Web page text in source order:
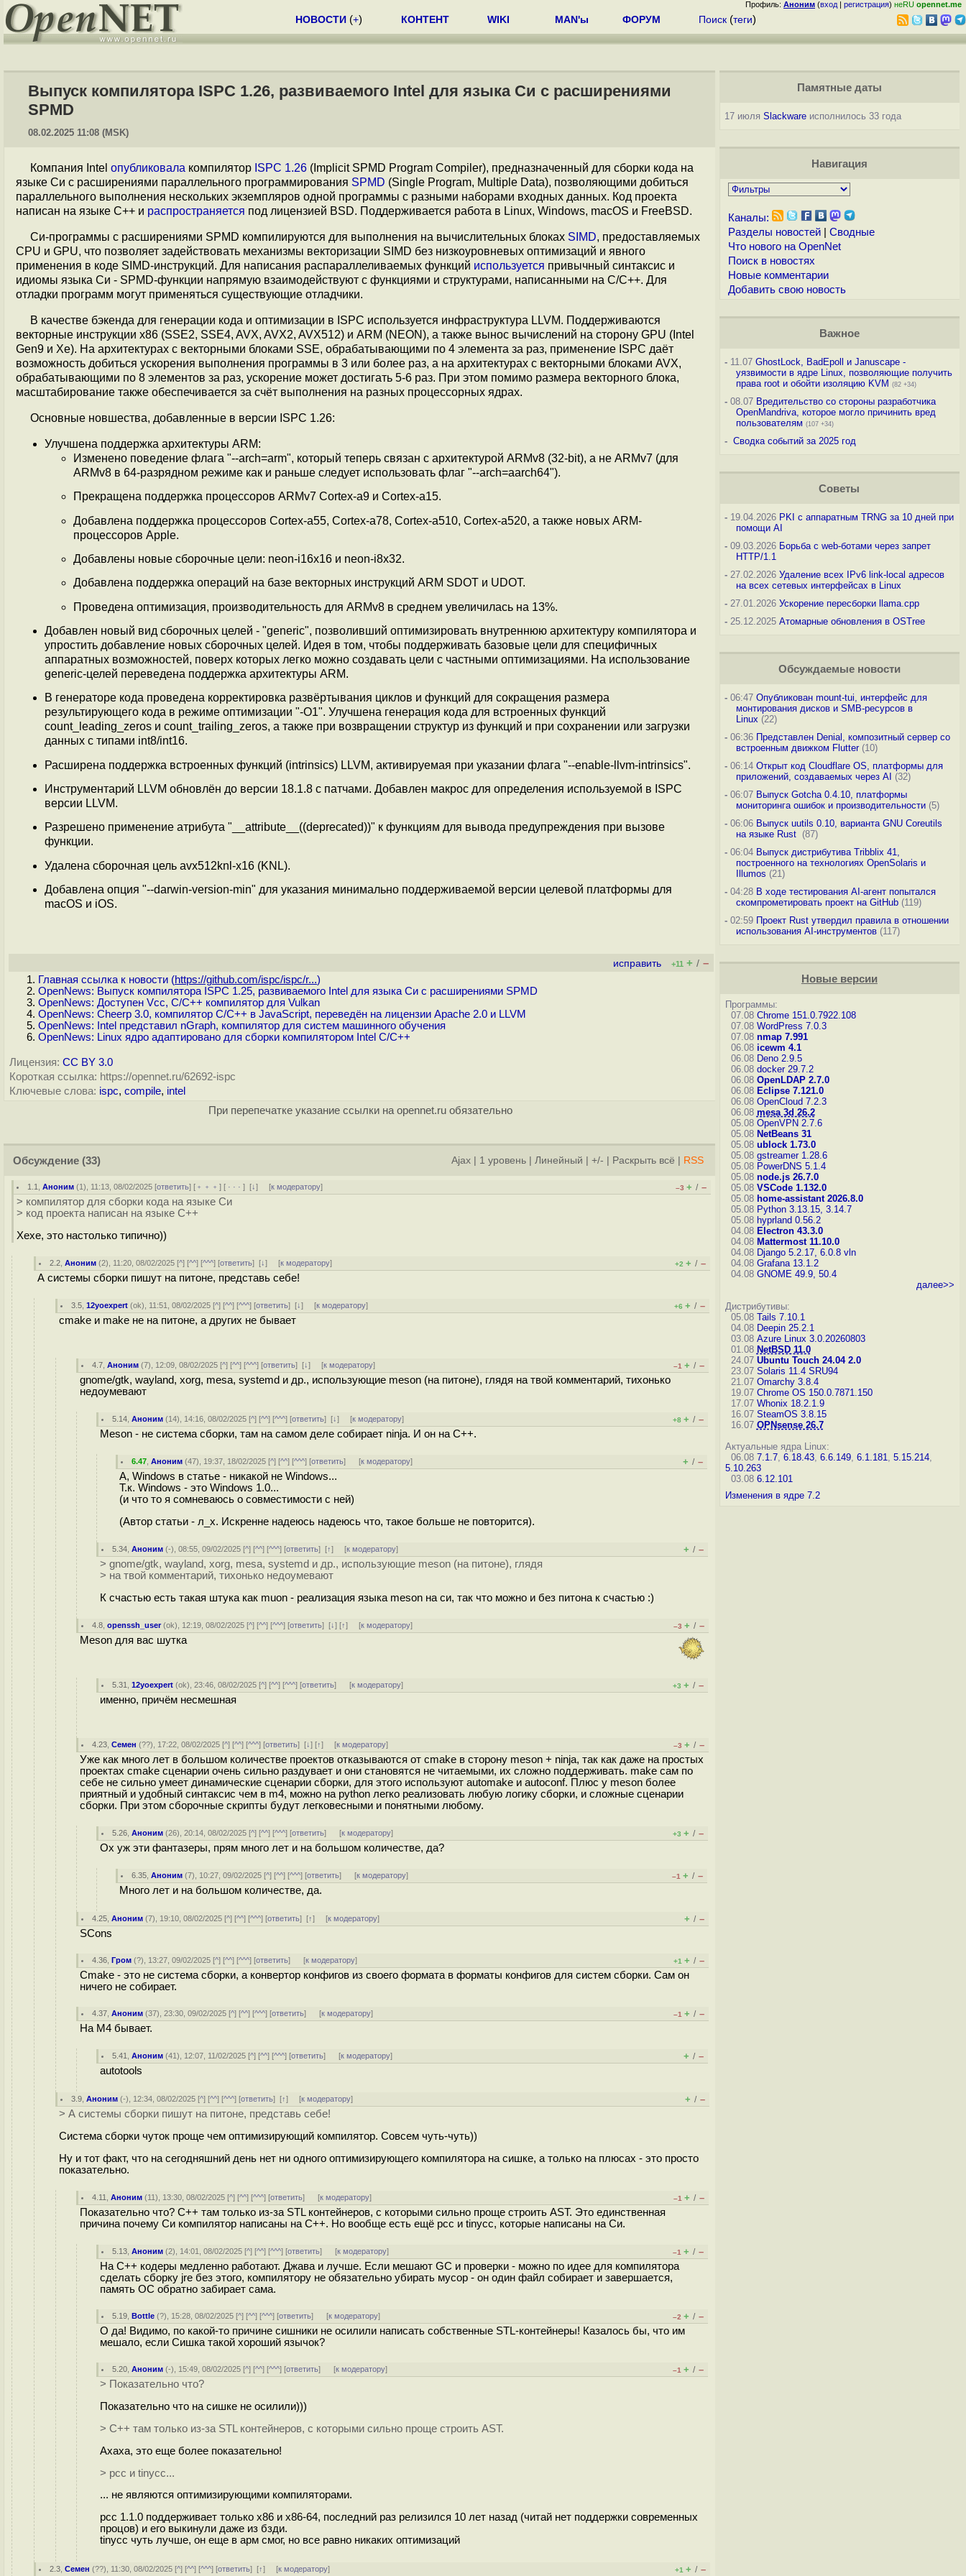
Профиль: Аноним (вход | регистрация) неRU opennet.me
НОВОСТИ (+) КОНТЕНТ WIKI MAN'ы ФОРУМ Поиск (теги)
Выпуск компилятора ISPC 1.26, развиваемого Intel для языка Си с расширениями
SPMD
08.02.2025 11:08 (MSK)
Компания Intel опубликовала компилятор ISPC 1.26 (Implicit SPMD Program Compiler), предназначенный для сборки кода на
языке Си с расширениями параллельного программирования SPMD (Single Program, Multiple Data), позволяющими добиться
параллельного выполнения нескольких экземпляров одной программы с разными наборами входных данных. Код проекта
написан на языке С++ и распространяется под лицензией BSD. Поддерживается работа в Linux, Windows, macOS и FreeBSD.
Си-программы с расширениями SPMD компилируются для выполнения на вычислительных блоках SIMD, предоставляемых
CPU и GPU, что позволяет задействовать механизмы векторизации SIMD без низкоуровневых оптимизаций и явного
применения в коде SIMD-инструкций. Для написания распараллеливаемых функций используется привычный синтаксис и
идиомы языка Си - SPMD-функции напрямую взаимодействуют с функциями и структурами, написанными на C/C++. Для
отладки программ могут применяться существующие отладчики.
В качестве бэкенда для генерации кода и оптимизации в ISPC используется инфраструктура LLVM. Поддерживаются
векторные инструкции x86 (SSE2, SSE4, AVX, AVX2, AVX512) и ARM (NEON), а также вынос вычислений на сторону GPU (Intel
Gen9 и Xe). На архитектурах с векторными блоками SSE, обрабатывающими по 4 элемента за раз, применение ISPC даёт
возможность добиться ускорения выполнения программы в 3 или более раз, а на архитектурах с векторными блоками AVX,
обрабатывающими по 8 элементов за раз, ускорение может достигать 5-6 раз. При этом помимо размера векторного блока,
масштабирование также обеспечивается за счёт выполнения на разных процессорных ядрах.
Основные новшества, добавленные в версии ISPC 1.26:
Улучшена поддержка архитектуры ARM:
Изменено поведение флага "--arch=arm", который теперь связан с архитектурой ARMv8 (32-bit), а не ARMv7 (для
ARMv8 в 64-разрядном режиме как и раньше следует использовать флаг "--arch=aarch64").
Прекращена поддержка процессоров ARMv7 Cortex-a9 и Cortex-a15.
Добавлена поддержка процессоров Cortex-a55, Cortex-a78, Cortex-a510, Cortex-a520, а также новых ARM-
процессоров Apple.
Добавлены новые сборочные цели: neon-i16x16 и neon-i8x32.
Добавлена поддержка операций на базе векторных инструкций ARM SDOT и UDOT.
Проведена оптимизация, производительность для ARMv8 в среднем увеличилась на 13%.
Добавлен новый вид сборочных целей - "generic", позволивший оптимизировать внутреннюю архитектуру компилятора и
упростить добавление новых сборочных целей. Идея в том, чтобы поддерживать базовые цели для специфичных
аппаратных возможностей, поверх которых легко можно создавать цели с частными оптимизациями. На использование
generic-целей переведена поддержка архитектуры ARM.
В генераторе кода проведена корректировка развёртывания циклов и функций для сокращения размера
результирующего кода в режиме оптимизации "-O1". Улучшена генерация кода для встроенных функций
count_leading_zeros и count_trailing_zeros, а также при возвращении структур из функций и при сохранении или загрузки
данных с типами int8/int16.
Расширена поддержка встроенных функций (intrinsics) LLVM, активируемая при указании флага "--enable-llvm-intrinsics".
Инструментарий LLVM обновлён до версии 18.1.8 с патчами. Добавлен макрос для определения используемой в ISPC
версии LLVM.
Разрешено применение атрибута "__attribute__((deprecated))" к функциям для вывода предупреждения при вызове
функции.
Удалена сборочная цель avx512knl-x16 (KNL).
Добавлена опция "--darwin-version-min" для указания минимально поддерживаемой версии целевой платформы для
macOS и iOS.
исправить +11 + / –
Главная ссылка к новости (https://github.com/ispc/ispc/r...)
OpenNews: Выпуск компилятора ISPC 1.25, развиваемого Intel для языка Си с расширениями SPMD
OpenNews: Доступен Vcc, C/C++ компилятор для Vulkan
OpenNews: Cheerp 3.0, компилятор C/C++ в JavaScript, переведён на лицензии Apache 2.0 и LLVM
OpenNews: Intel представил nGraph, компилятор для систем машинного обучения
OpenNews: Linux ядро адаптировано для сборки компилятором Intel C/C++
Лицензия: CC BY 3.0
Короткая ссылка: https://opennet.ru/62692-ispc
Ключевые слова: ispc, compile, intel
При перепечатке указание ссылки на opennet.ru обязательно
Обсуждение (33) Ajax 1 уровень Линейный +/- Раскрыть всё RSS
1.1 ,Аноним (1), 11:13, 08/02/2025 [ответить] [ ﹢﹢﹢] [ · · ·][↓] [к модератору] –3 + / –
> компилятор для сборки кода на языке Си
> код проекта написан на языке С++
Хехе, это настолько типично))
2.2 ,Аноним (2), 11:20, 08/02/2025 [^] [^^] [^^^] [ответить][↓] [к модератору] +2 + / –
А системы сборки пишут на питоне, представь себе!
3.5 ,12yoexpert (ok), 11:51, 08/02/2025 [^] [^^] [^^^] [ответить][↓] [к модератору] +6 + / –
cmake и make не на питоне, а других не бывает
4.7 ,Аноним (7), 12:09, 08/02/2025 [^] [^^] [^^^] [ответить][↓] [к модератору] –1 + / –
gnome/gtk, wayland, xorg, mesa, systemd и др., использующие meson (на питоне), глядя на твой комментарий, тихонько
недоумевают
5.14 ,Аноним (14), 14:16, 08/02/2025 [^] [^^] [^^^] [ответить][↓] [к модератору] +8 + / –
Meson - не система сборки, там на самом деле собирает ninja. И он на C++.
6.47 ,Аноним (47), 19:37, 18/02/2025 [^] [^^] [^^^] [ответить] [к модератору] + / –
А, Windows в статье - никакой не Windows...
Т.к. Windows - это Windows 1.0...
(и что то я сомневаюсь о совместимости с ней)
(Автор статьи - л_х. Искренне надеюсь надеюсь что, такое больше не повторится).
5.34 ,Аноним (-), 08:55, 09/02/2025 [^] [^^] [^^^] [ответить][↑] [к модератору] + / –
> gnome/gtk, wayland, xorg, mesa, systemd и др., использующие meson (на питоне), глядя
> на твой комментарий, тихонько недоумевают
К счастью есть такая штука как muon - реализация языка meson на си, так что можно и без питона к счастью :)
4.8 ,openssh_user(ok), 12:19, 08/02/2025 [^] [^^] [^^^] [ответить][↓] [↑] [к модератору] –3 + / –
Meson для вас шутка
5.31 ,12yoexpert (ok), 23:46, 08/02/2025 [^] [^^] [^^^] [ответить] [к модератору] +3 + / –
именно, причём несмешная
4.23 ,Семен (??), 17:22, 08/02/2025 [^] [^^] [^^^] [ответить][↓] [↑] [к модератору] –3 + / –
Уже как много лет в большом количестве проектов отказываются от cmake в сторону meson + ninja, так как даже на простых
проектах cmake сценарии очень сильно раздувает и они становятся не читаемыми, их сложно поддерживать. make сам по
себе не сильно умеет динамические сценарии сборки, для этого используют automake и autoconf. Плюс у meson более
приятный и удобный синтаксис чем в m4, можно на python легко реализовать любую логику сборки, и сложные сценарии
сборки. При этом сборочные скрипты будут легковесными и понятными любому.
5.26 ,Аноним (26), 20:14, 08/02/2025 [^] [^^] [^^^] [ответить] [к модератору] +3 + / –
Ох уж эти фантазеры, прям много лет и на большом количестве, да?
6.35 ,Аноним (7), 10:27, 09/02/2025 [^] [^^] [^^^] [ответить] [к модератору] –1 + / –
Много лет и на большом количестве, да.
4.25 ,Аноним (7), 19:10, 08/02/2025 [^] [^^] [^^^] [ответить][↑] [к модератору] + / –
SCons
4.36 ,Гром (?), 13:27, 09/02/2025 [^] [^^] [^^^] [ответить] [к модератору] +1 + / –
Cmake - это не система сборки, а конвертор конфигов из своего формата в форматы конфигов для систем сборки. Сам он
ничего не собирает.
4.37 ,Аноним (37), 23:30, 09/02/2025 [^] [^^] [^^^] [ответить] [к модератору] –1 + / –
На M4 бывает.
5.41 ,Аноним (41), 12:07, 11/02/2025 [^] [^^] [^^^] [ответить] [к модератору] + / –
autotools
3.9 ,Аноним (-), 12:34, 08/02/2025 [^] [^^] [^^^] [ответить][↑] [к модератору] + / –
> А системы сборки пишут на питоне, представь себе!
Система сборки чуток проще чем оптимизирующий компилятор. Совсем чуть-чуть))
Ну и тот факт, что на сегодняшний день нет ни одного оптимизирующего компилятора на сишке, а только на плюсах - это просто
показательно.
4.11 ,Аноним (11), 13:30, 08/02/2025 [^] [^^] [^^^] [ответить] [к модератору] –1 + / –
Показательно что? С++ там только из-за STL контейнеров, с которыми сильно проще строить AST. Это единственная
причина почему Си компилятор написаны на С++. Но вообще есть ещё pcc и tinycc, которые написаны на Си.
5.13 ,Аноним (2), 14:01, 08/02/2025 [^] [^^] [^^^] [ответить] [к модератору] –1 + / –
На С++ кодеры медленно работают. Джава и лучше. Если мешают GC и проверки - можно по идее для компилятора
сделать сборку jre без этого, компилятору не обязательно убирать мусор - он один файл собирает и завершается,
память ОС обратно забирает сама.
5.19 ,Bottle (?), 15:28, 08/02/2025 [^] [^^] [^^^] [ответить] [к модератору] –2 + / –
О да! Видимо, по какой-то причине сишники не осилили написать собственные STL-контейнеры! Казалось бы, что им
мешало, если Сишка такой хороший язычок?
5.20 ,Аноним (-), 15:49, 08/02/2025 [^] [^^] [^^^] [ответить] [к модератору] –1 + / –
> Показательно что?
Показательно что на сишке не осилили)))
> С++ там только из-за STL контейнеров, с которыми сильно проще строить AST.
Ахаха, это еще более показательно!
> pcc и tinycc...
... не являются оптимизирующими компиляторами.
pcc 1.1.0 поддерживает только x86 и x86-64, последний раз релизился 10 лет назад (читай нет поддержки современных
процов) и его выкинули даже из бзди.
tinycc чуть лучше, он еще в арм смог, но все равно никаких оптимизаций
2.3 ,Семен (??), 11:30, 08/02/2025 [^] [^^] [^^^] [ответить][↑] [к модератору] +1 + / –
Памятные даты
17 июля Slackwareисполнилось 33 года
Навигация
Каналы:
Разделы новостей| Сводные
Что нового на OpenNet
Поиск в новостях
Новые комментарии
Добавить свою новость
Важное
-11.07 GhostLock, BadEpoll и Januscape -
уязвимости в ядре Linux, позволяющие получить
права root и обойти изоляцию KVM (82 +34)
-08.07 Вредительство со стороны разработчика
OpenMandriva, которое могло причинить вред
пользователям (107 +34)
- Сводка событий за 2025 год
Советы
-19.04.2026 PKI с аппаратным TRNG за 10 дней при
помощи AI
-09.03.2026 Борьба с web-ботами через запрет
HTTP/1.1
-27.02.2026 Удаление всех IPv6 link-local адресов
на всех сетевых интерфейсах в Linux
-27.01.2026 Ускорение пересборки llama.cpp
-25.12.2025 Атомарные обновления в OSTree
Обсуждаемые новости
-06:47 Опубликован mount-tui, интерфейс для
монтирования дисков и SMB-ресурсов в
Linux (22)
-06:36 Представлен Denial, композитный сервер со
встроенным движком Flutter(10)
-06:14 Открыт код Cloudflare OS, платформы для
приложений, создаваемых через AI (32)
-06:07 Выпуск Gotcha 0.4.10, платформы
мониторинга ошибок и производительности(5)
-06:06 Выпуск uutils 0.10, варианта GNU Coreutils
на языке Rust (87)
-06:04 Выпуск дистрибутива Tribblix 41,
построенного на технологиях OpenSolaris и
Illumos (21)
-04:28 В ходе тестирования AI-агент попытался
скомпрометировать проект на GitHub(119)
-02:59 Проект Rust утвердил правила в отношении
использования AI-инструментов(117)
Новые версии
Программы:
07.08 Chrome 151.0.7922.108
07.08 WordPress 7.0.3
07.08 nmap 7.991
06.08 icewm 4.1
06.08 Deno 2.9.5
06.08 docker 29.7.2
06.08 OpenLDAP 2.7.0
06.08 Eclipse 7.121.0
06.08 OpenCloud 7.2.3
06.08 mesa 3d 26.2
05.08 OpenVPN 2.7.6
05.08 NetBeans 31
05.08 ublock 1.73.0
05.08 gstreamer 1.28.6
05.08 PowerDNS 5.1.4
05.08 node.js 26.7.0
05.08 VSCode 1.132.0
05.08 home-assistant 2026.8.0
05.08 Python 3.13.15, 3.14.7
05.08 hyprland 0.56.2
04.08 Electron 43.3.0
04.08 Mattermost 11.10.0
04.08 Django 5.2.17, 6.0.8 vln
04.08 Grafana 13.1.2
04.08 GNOME 49.9, 50.4
далее>>
Дистрибутивы:
05.08 Tails 7.10.1
04.08 Deepin 25.2.1
03.08 Azure Linux 3.0.20260803
01.08 NetBSD 11.0
24.07 Ubuntu Touch 24.04 2.0
23.07 Solaris 11.4 SRU94
21.07 Omarchy 3.8.4
19.07 Chrome OS 150.0.7871.150
17.07 Whonix 18.2.1.9
16.07 SteamOS 3.8.15
16.07 OPNsense 26.7
Актуальные ядра Linux:
06.08 7.1.7, 6.18.43, 6.6.149, 6.1.181, 5.15.214,
5.10.263
03.08 6.12.101
Изменения в ядре 7.2